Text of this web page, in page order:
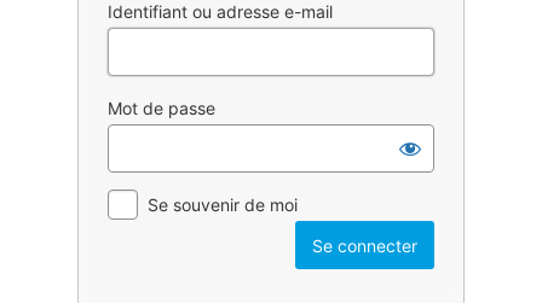
Identifiant ou adresse e-mail
Mot de passe
Se souvenir de moi